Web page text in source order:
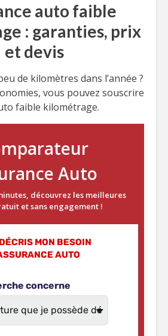
auto faible
: garanties, prix
et devis
de kilomètres dans l’année ?
vous pouvez souscrire
faible kilométrage.
Auto
découvrez les meilleures
et sans engagement !